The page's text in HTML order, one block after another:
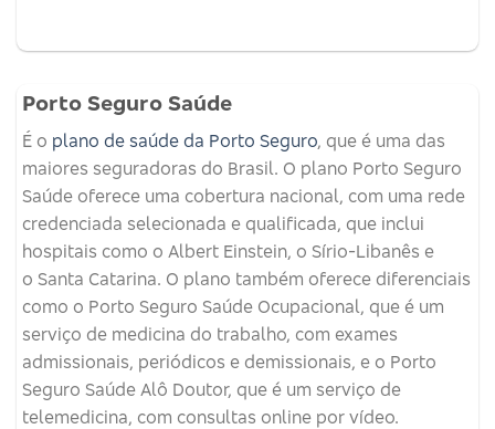
Porto Seguro Saúde
É o plano de saúde da Porto Seguro, que é uma das
maiores seguradoras do Brasil. O plano Porto Seguro
Saúde oferece uma cobertura nacional, com uma rede
credenciada selecionada e qualificada, que inclui
hospitais como o Albert Einstein, o Sírio-Libanês e
o Santa Catarina. O plano também oferece diferenciais
como o Porto Seguro Saúde Ocupacional, que é um
serviço de medicina do trabalho, com exames
admissionais, periódicos e demissionais, e o Porto
Seguro Saúde Alô Doutor, que é um serviço de
telemedicina, com consultas online por vídeo.